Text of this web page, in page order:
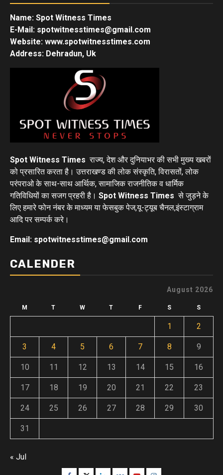
Name: Spot Witness Times
E-Mail: spotwitnesstimes@gmail.com
Website: www.spotwitnesstimes.com
Address: Dehradun, Uk
Spot Witness Times राज्य, देश और दुनियाभर की सभी मुख्य खबरों
को प्रसारित करता है। उत्तराखण्ड की लोक संस्कृति, विरासतों, लोक
परंपराओ के साथ-साथ आर्थिक, सामाजिक राजनीतिक व धार्मिक
गतिविधियों का सजग प्रहरी है। Spot Witness Times से जुड़ने के
लिए हमारे फोन नंबर के माध्यम या फेसबुक पेज,यू-ट्यूब चैनल,इंस्टाग्राम
आदि पर सम्पर्क करे।
Email: spotwitnesstimes@gmail.com
CALENDER
August 2026
M T W T F S S
1 2
3 4 5 6 7 8 9
10 11 12 13 14 15 16
17 18 19 20 21 22 23
24 25 26 27 28 29 30
31
« Jul